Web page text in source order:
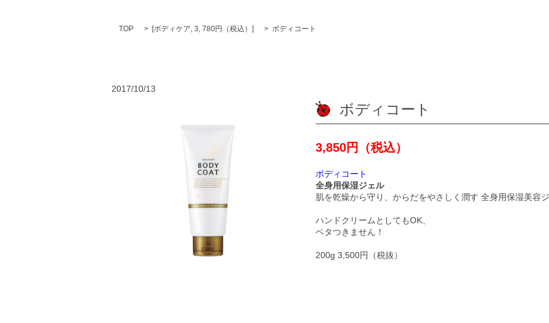
TOP [ボディケア 3 780円（税込） ] ボディコート
2017/10/13
ボディコート
3,850円（税込）
ボディコート
全身用保湿ジェル
肌を乾燥から守り、からだをやさしく潤す 全身用保湿美容
ハンドクリームとしてもOK、
ベタつきません！
200g 3,500円（税抜）